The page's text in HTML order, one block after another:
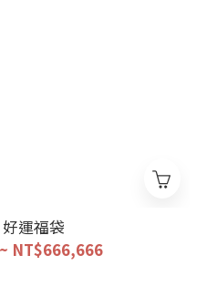
好運福袋
NT$666,666